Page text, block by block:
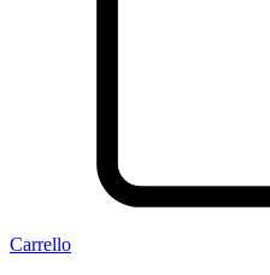
Carrello